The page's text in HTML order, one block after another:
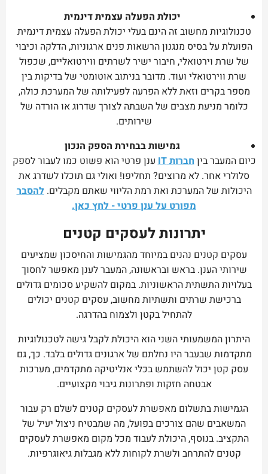
יכולת הפעלה עצמית דינמית
טכנולוגיות מחשוב זה הינם בעלי יכולת הפעלה עצמית דינמית
הפועלת על בסיס מנגנון הרשאות פנים ארגוניות, הדלקה וכיבוי
של שרת וירטואלי, חיבור ישיר לשרתים ווירטואליים, שכפול
שרת ווירטואלי ועוד. מדובר בניתוב אוטומטי של בדיקות בין
מספר בקרים וזאת ללא הפרעה לפעילותה של המערכת כולה,
כלומר מניעת מצבים של השבתה לצורך שדרוג או הורדה של
שירותים.
גמישות בבחירת הספק הנכון
כיום המעבר ביןחברות IT
ענן פרטי הוא פשוט כמו לעבור לספק
סלולרי אחר. לא מרוצים? תחליפו! ואולי גם תוכלו לשדרג את
היכולות של המערכת ואת רמת הליווי שאתם מקבלים.להסבר
מפורט על ענן פרטי - לחץ כאן.
יתרונות לעסקים קטנים
עסקים קטנים נהנים במיוחד מהגמישות והחיסכון שמציעים
שירותי הענן. בראש ובראשונה, המעבר לענן מאפשר לחסוך
בעלויות התשתית הראשוניות. במקום להשקיע סכומים גדולים
ברכישת שרתים ותשתיות מחשוב, עסקים קטנים יכולים
להתחיל בקטן ולצמוח בהדרגה.
היתרון המשמעותי השני הוא היכולת לקבל גישה לטכנולוגיות
מתקדמות שבעבר היו נחלתם של ארגונים גדולים בלבד. כך, גם
עסק קטן יכול להשתמש בכלי אנליטיקה מתקדמים, מערכות
אבטחה חזקות ופתרונות גיבוי מקצועיים.
הגמישות בתשלום מאפשרת לעסקים קטנים לשלם רק עבור
המשאבים שהם צורכים בפועל, מה שמבטיח ניצול יעיל של
התקציב. בנוסף, היכולת לעבוד מכל מקום מאפשרת לעסקים
קטנים להתרחב ולשרת לקוחות ללא מגבלות גיאוגרפיות.